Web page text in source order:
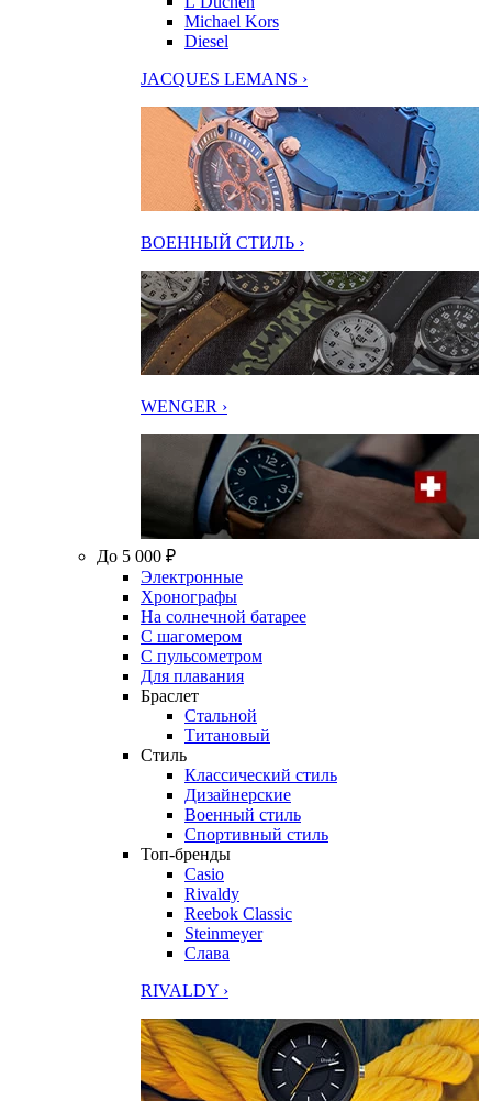
Michael Kors
Diesel
JACQUES LEMANS ›
ВОЕННЫЙ СТИЛЬ ›
WENGER ›
До 5 000 ₽
Электронные
Хронографы
На солнечной батарее
С шагомером
С пульсометром
Для плавания
Браслет
Стальной
Титановый
Стиль
Классический стиль
Дизайнерские
Военный стиль
Спортивный стиль
Топ-бренды
Casio
Rivaldy
Reebok Classic
Steinmeyer
Слава
RIVALDY ›